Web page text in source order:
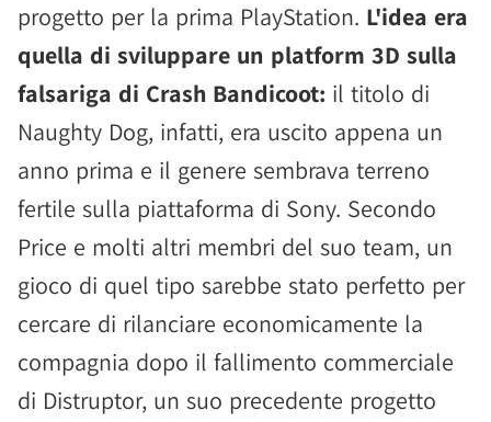
progetto per la prima PlayStation. L'idea era
quella di sviluppare un platform 3D sulla
falsariga di Crash Bandicoot: il titolo di
Naughty Dog, infatti, era uscito appena un
anno prima e il genere sembrava terreno
fertile sulla piattaforma di Sony. Secondo
Price e molti altri membri del suo team, un
gioco di quel tipo sarebbe stato perfetto per
cercare di rilanciare economicamente la
compagnia dopo il fallimento commerciale
di Distruptor, un suo precedente progetto